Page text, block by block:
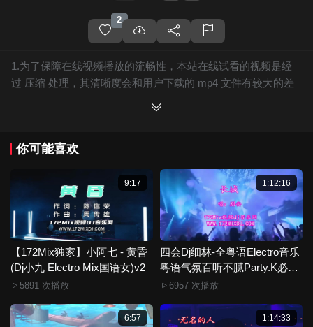
2
1.为了保障在线视频播放的流畅性，本站在线试看的视频是经
过 压缩 处理，其清晰度会和用户下载的 mp4 文件有较大的差
保证高清晰。
3.如果你喜欢 《【172Mix独家】那英 - 默(DjRling&Dj阿沁
FunkyHouse Mix国语女)咚鼓》，赶快介绍给你的朋友，一起
来分享！
4.如果您发现 《【172Mix独家】那英 - 默(DjRling&Dj阿沁
FunkyHouse Mix国语女)咚鼓》视频存在分类错误，清晰度不
够或无法播放的问题，请点击这里进行 我要纠错， 谢谢！
5.172Mix舞曲视频网禁止发布违规违法的信息，若您发现有相
关违规违法内容，请点击这里进行 举报投诉 ，一旦核实，平台
6.本站音视频文件部分由用户上传发布，其版权归原作者所
你可能喜欢
9:17
【172Mix独家】小阿七 - 黄昏
(Dj小九 Electro Mix国语女)v2
5891 次播放
1:12:16
四会Dj细林-全粤语Electro音乐
粤语气氛百听不腻Party.K必备
专辑172Mix串烧
6957 次播放
6:57 1:14:33